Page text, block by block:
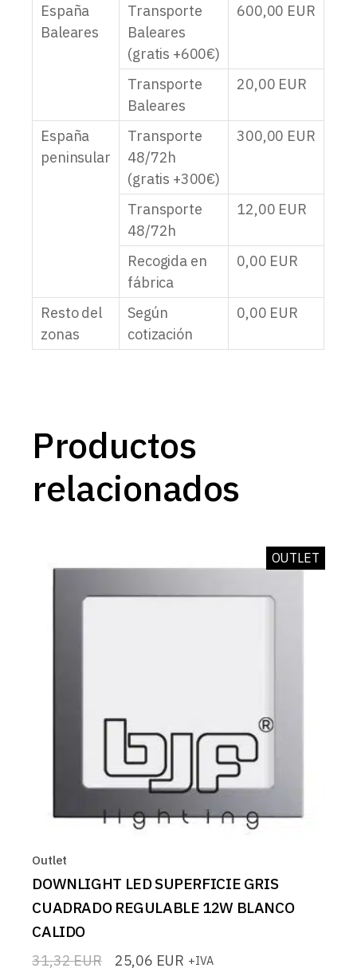
España
Baleares
Transporte
Baleares
(gratis +600€)
600,00 EUR
Transporte
Baleares
20,00 EUR
España
peninsular
Transporte
48/72h
(gratis +300€)
300,00 EUR
Transporte
48/72h
12,00 EUR
Recogida en
fábrica
0,00 EUR
Resto del
zonas
Según
cotización
0,00 EUR
Productos
relacionados
OUTLET
Outlet
DOWNLIGHT LED SUPERFICIE GRIS
CUADRADO REGULABLE 12W BLANCO
CALIDO
31,32EUR
El 25,06 EUR
El +IVA